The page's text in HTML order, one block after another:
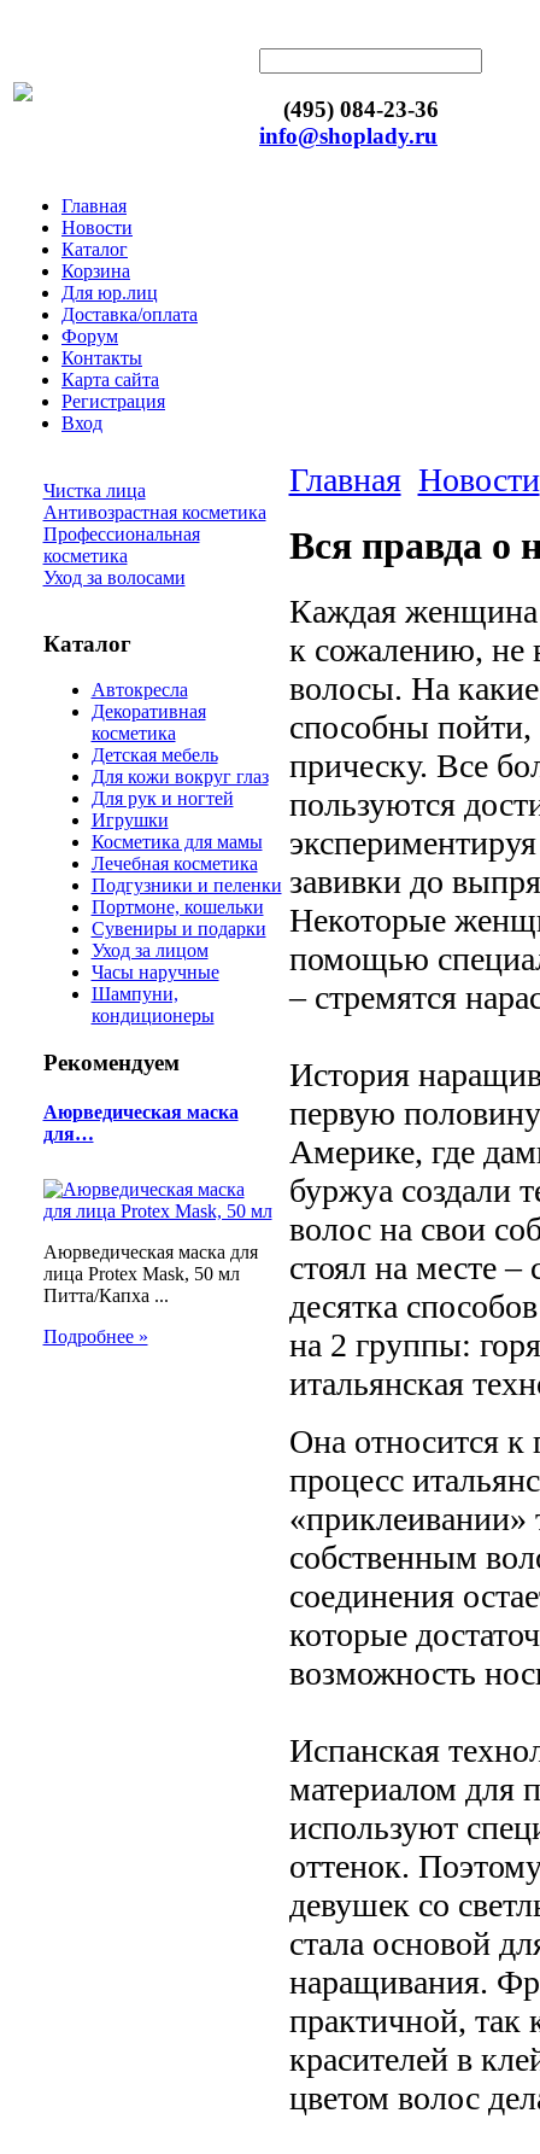
(495) 084-23-36
info@shoplady.ru
Главная
Новости
Каталог
Корзина
Для юр.лиц
Доставка/оплата
Форум
Контакты
Карта сайта
Регистрация
Вход
Чистка лица
Антивозрастная косметика
Профессиональная
косметика
Уход за волосами
Каталог
Автокресла
Декоративная
косметика
Детская мебель
Для кожи вокруг глаз
Для рук и ногтей
Игрушки
Косметика для мамы
Лечебная косметика
Подгузники и пеленки
Портмоне, кошельки
Сувениры и подарки
Уход за лицом
Часы наручные
Шампуни,
кондиционеры
Рекомендуем
Аюрведическая маска
для…
Аюрведическая маска для
лица Protex Mask, 50 мл
Питта/Капха ...
Подробнее »
Главная Новости
Вся правда о
Каждая женщина
к сожалению, не
волосы. На
способны
прическу. Все
пользуются
завивки до
Некоторые
помощью
– стремятся
История
первую
Америке, где
буржуа создали
волос на свои
стоял на месте –
десятка
на 2 группы:
итальянская
Она относится
процесс
«приклеивании»
собственным
соединения
которые
возможность
Испанская
материалом для
используют
оттенок.
девушек со
стала основой
наращивания.
практичной, так
красителей в
цветом волос